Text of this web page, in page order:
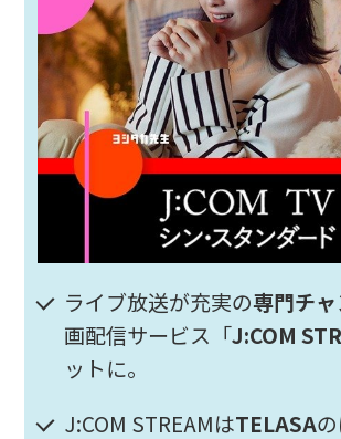
ライブ放送が充実の専門チ
画配信サービス「J:COM
ットに。
J:COM STREAMはTELASA